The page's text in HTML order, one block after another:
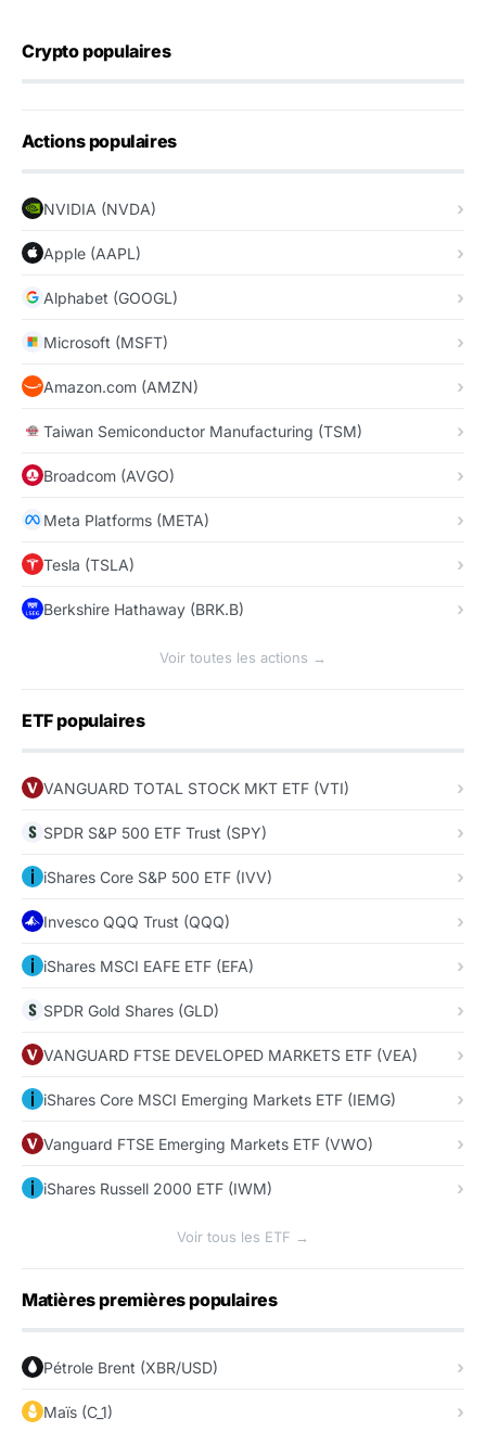
Crypto populaires
Actions populaires
NVIDIA (NVDA)
Apple (AAPL)
Alphabet (GOOGL)
Microsoft (MSFT)
Amazon.com (AMZN)
Taiwan Semiconductor Manufacturing (TSM)
Broadcom (AVGO)
Meta Platforms (META)
Tesla (TSLA)
Berkshire Hathaway (BRK.B)
Voir toutes les actions →
ETF populaires
VANGUARD TOTAL STOCK MKT ETF (VTI)
SPDR S&P 500 ETF Trust (SPY)
iShares Core S&P 500 ETF (IVV)
Invesco QQQ Trust (QQQ)
iShares MSCI EAFE ETF (EFA)
SPDR Gold Shares (GLD)
VANGUARD FTSE DEVELOPED MARKETS ETF (VEA)
iShares Core MSCI Emerging Markets ETF (IEMG)
Vanguard FTSE Emerging Markets ETF (VWO)
iShares Russell 2000 ETF (IWM)
Voir tous les ETF →
Matières premières populaires
Pétrole Brent (XBR/USD)
Maïs (C_1)